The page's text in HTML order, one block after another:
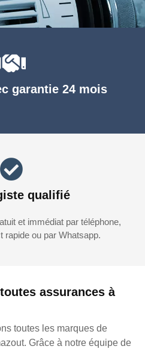
assurances à
toutes les marques de
Grâce à notre équipe de
garantie 24 mois
qualifié
et immédiat par téléphone,
rapide ou par Whatsapp.